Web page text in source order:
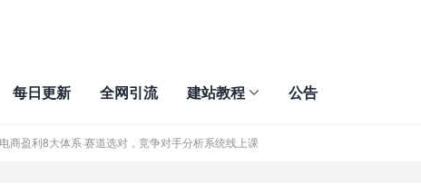
每日更新 全网引流 建站教程 公告
商盈利8大体系·赛道选对，​竞争对手分析系统线上课